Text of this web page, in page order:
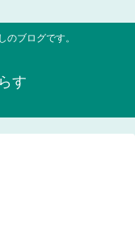
ブログです。
す